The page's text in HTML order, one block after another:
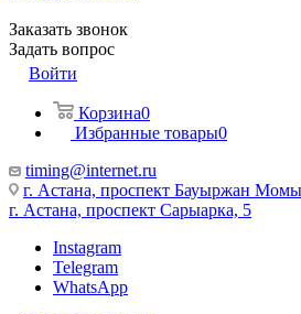
Заказать звонок
Задать вопрос
Войти
Корзина0
Избранные товары0
timing@internet.ru
г. Астана, проспект Бауыржан
г. Астана, проспект Сарыарка, 5
Instagram
Telegram
WhatsApp